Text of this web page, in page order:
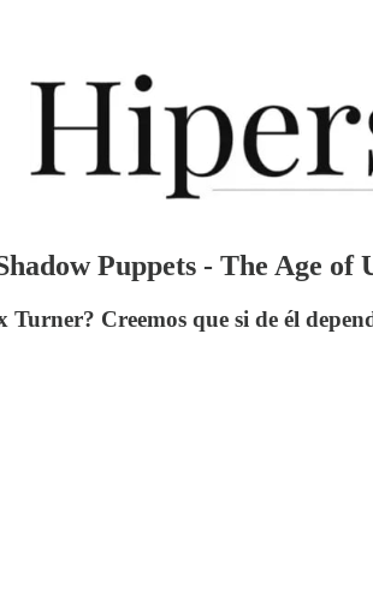
Puppets - The Age of
Creemos que si de él